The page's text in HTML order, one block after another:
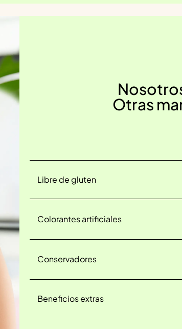
Otras
Libre de gluten
Colorantes artificiales
Conservadores
Beneficios extras